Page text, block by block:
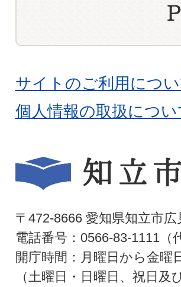
サイトのご利用につ
個人情報の取扱につい
〒472-8666 愛知県知立市
電話番号：0566-83-1111（
開庁時間：月曜日から金
（土曜日・日曜日、祝日及